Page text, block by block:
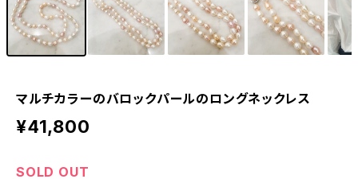
マルチカラーのバロックパールのロングネックレス
¥41,800
SOLD OUT